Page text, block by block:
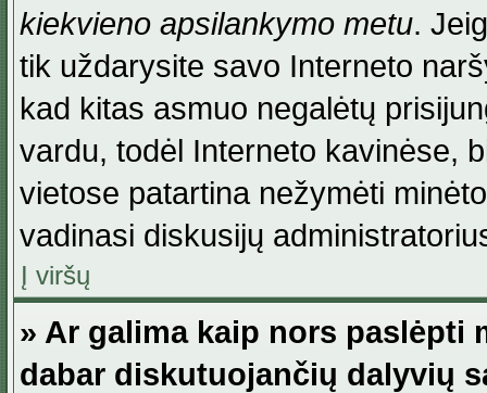
kiekvieno apsilankymo metu.
tik uždarysite savo Interneto
kad kitas asmuo negalėtų
vardu, todėl Interneto kavinėse,
vietose patartina nežymėti
vadinasi diskusijų
Į viršų
» Ar galima kaip nors paslėpti
dabar diskutuojančių dalyvių